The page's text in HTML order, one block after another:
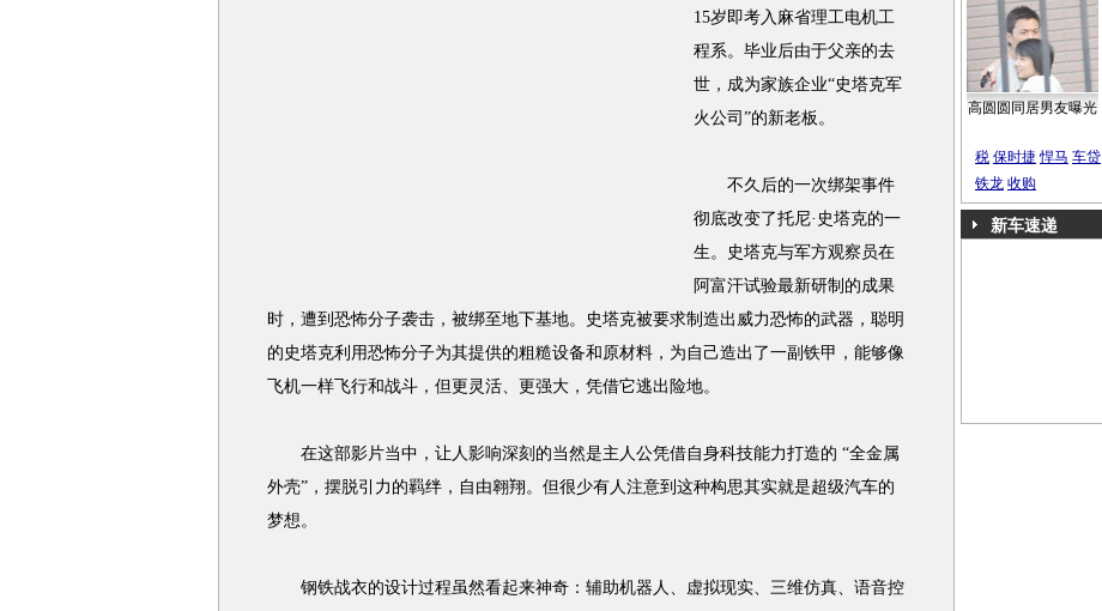
15岁即考入麻省理工电机工
程系。毕业后由于父亲的去
世，成为家族企业“史塔克军
火公司”的新老板。
不久后的一次绑架事件
彻底改变了托尼·史塔克的一
生。史塔克与军方观察员在
阿富汗试验最新研制的成果
时，遭到恐怖分子袭击，被绑至地下基地。史塔克被要求制造出威力恐怖的武器，聪明
的史塔克利用恐怖分子为其提供的粗糙设备和原材料，为自己造出了一副铁甲，能够像
飞机一样飞行和战斗，但更灵活、更强大，凭借它逃出险地。
在这部影片当中，让人影响深刻的当然是主人公凭借自身科技能力打造的 “全金属
外壳”，摆脱引力的羁绊，自由翱翔。但很少有人注意到这种构思其实就是超级汽车的
梦想。
钢铁战衣的设计过程虽然看起来神奇：辅助机器人、虚拟现实、三维仿真、语音控
高圆圆同居男友曝光
税 保时捷 悍马 车贷
铁龙 收购
新车速递